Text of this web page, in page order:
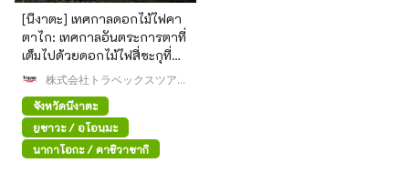
[นีงาตะ] เทศกาลดอกไม้ไฟคา
ตาไก: เทศกาลอันตระการตาที่
เต็มไปด้วยดอกไม้ไฟสี่ชะกุที่
ใหญ่ที่สุดในโลก!
株式会社トラベックスツアー
ズ
จังหวัดนีงาตะ
ยูซาวะ / อุโอนุมะ
นากาโอกะ / คาชิวาซากิ